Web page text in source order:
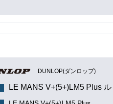
DUNLOP(ダンロップ)
LE MANS V+(5+)LM5 Plus